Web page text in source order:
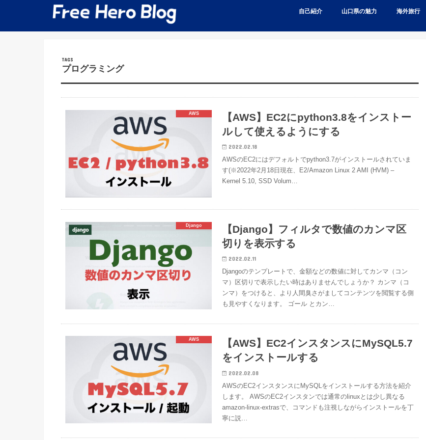
自己紹介 山口県の魅力 海外旅行
プログラミング
AWS
【AWS】EC2にpython3.8をインストー
ルして使えるようにする
2022.02.18
AWSのEC2にはデフォルトでpython3.7がインストールされていま
す(※2022年2月18日現在、E2/Amazon Linux 2 AMI (HVM) –
Kernel 5.10, SSD Volum…
Django
【Django】フィルタで数値のカンマ区
切りを表示する
2022.02.11
Djangoのテンプレートで、金額などの数値に対してカンマ（コン
マ）区切りで表示したい時はありませんでしょうか？ カンマ（コ
ンマ）をつけると、より人間臭さがましてコンテンツを閲覧する側
も見やすくなります。 ゴール とカン…
AWS
【AWS】EC2インスタンスにMySQL5.7
をインストールする
2022.02.08
AWSのEC2インスタンスにMySQLをインストールする方法を紹介
します。 AWSのEC2インスタンでは通常のlinuxとは少し異なる
amazon-linux-extrasで、コマンドも注視しながらインストールを丁
寧に説…